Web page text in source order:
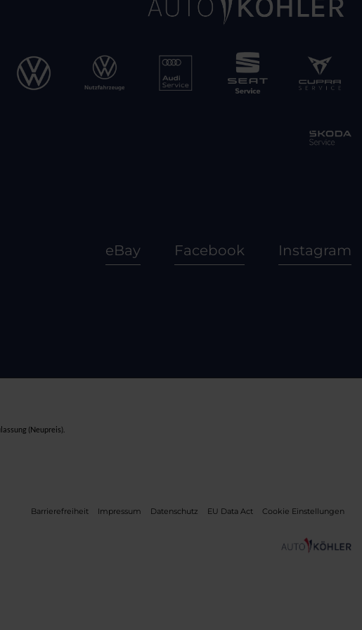
eBay Facebook Instagram
(Neupreis).
Barrierefreiheit Impressum Datenschutz EU Data Act Cookie Einstellungen